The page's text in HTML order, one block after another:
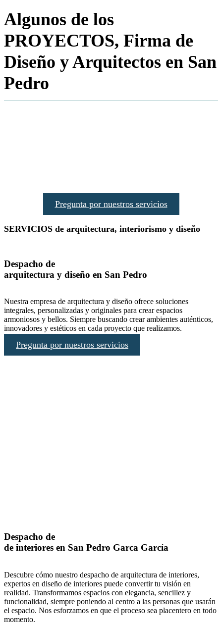
Algunos de los
PROYECTOS, Firma de
Diseño y Arquitectos en San
Pedro
Pregunta por nuestros servicios
SERVICIOS de arquitectura, interiorismo y diseño
Despacho de
arquitectura y diseño en San Pedro
Nuestra empresa de arquitectura y diseño ofrece soluciones
integrales, personalizadas y originales para crear espacios
armoniosos y bellos. Siempre buscando crear ambientes auténticos,
innovadores y estéticos en cada proyecto que realizamos.
Pregunta por nuestros servicios
Despacho de
de interiores en San Pedro Garca García
Descubre cómo nuestro despacho de arquitectura de interiores,
expertos en diseño de interiores puede convertir tu visión en
realidad. Transformamos espacios con elegancia, sencillez y
funcionalidad, siempre poniendo al centro a las personas que usarán
el espacio. Nos esforzamos en que el proceso sea placentero en todo
momento.